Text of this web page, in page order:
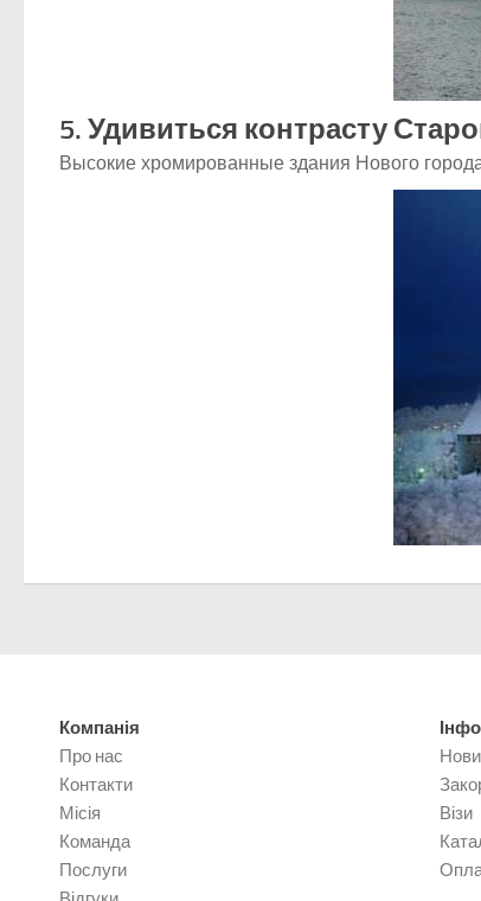
5. Удивиться контрасту
Высокие хромированные здания Нового
Компанія
Про нас
Контакти
Місія
Команда
Послуги
Візи